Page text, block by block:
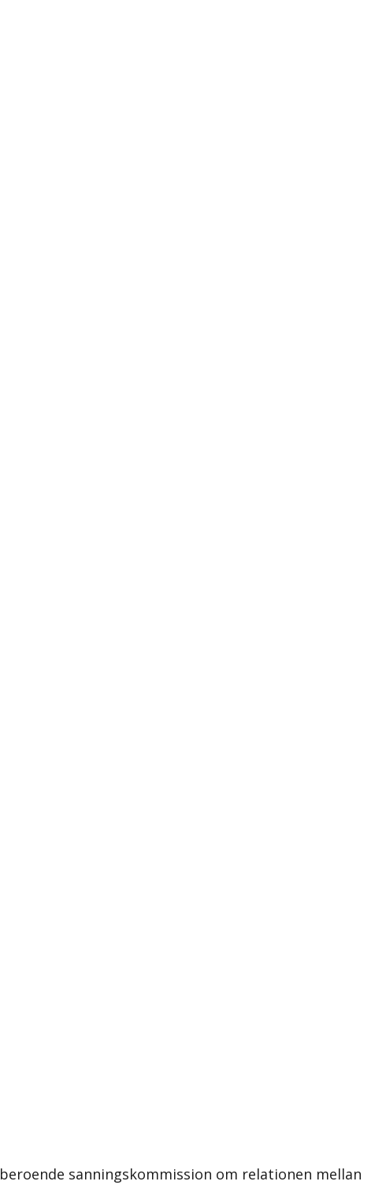
sanningskommission om relationen mellan